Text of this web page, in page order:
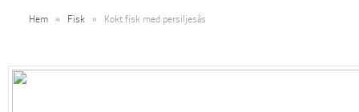
Hem » Fisk » Kokt fisk med persiljesås